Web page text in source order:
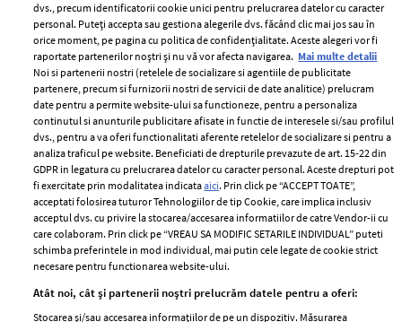
ELLE Style Awards
2024
Despre ELLE
Romania
Contact
Abonamente
Termeni si conditii
Politica de
confidențialitate
Politica de cookies
Publicitate
GSP
femei
dvs., precum identificatorii cookie unici pentru prelucrarea datelor cu caracter
personal. Puteți accepta sau gestiona alegerile dvs. făcând clic mai jos sau în
orice moment, pe pagina cu politica de confidențialitate. Aceste alegeri vor fi
raportate partenerilor noștri și nu vă vor afecta navigarea. Mai multe detalii
Noi si partenerii nostri (retelele de socializare si agentiile de publicitate
partenere, precum si furnizorii nostri de servicii de date analitice) prelucram
date pentru a permite website-ului sa functioneze, pentru a personaliza
continutul si anunturile publicitare afisate in functie de interesele si/sau profilul
dvs., pentru a va oferi functionalitati aferente retelelor de socializare si pentru a
analiza traficul pe website. Beneficiati de drepturile prevazute de art. 15-22 din
GDPR in legatura cu prelucrarea datelor cu caracter personal. Aceste drepturi pot
fi exercitate prin modalitatea indicataaici. Prin click pe “ACCEPT TOATE”,
acceptati folosirea tuturor Tehnologiilor de tip Cookie, care implica inclusiv
acceptul dvs. cu privire la stocarea/accesarea informatiilor de catre Vendor-ii cu
care colaboram. Prin click pe “VREAU SA MODIFIC SETARILE INDIVIDUAL” puteti
schimba preferintele in mod individual, mai putin cele legate de cookie strict
necesare pentru functionarea website-ului.
Atât noi, cât și partenerii noștri prelucrăm datele pentru a oferi:
Stocarea și/sau accesarea informațiilor de pe un dispozitiv. Măsurarea